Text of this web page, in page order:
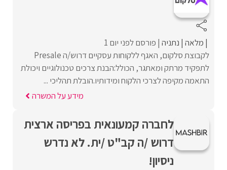
מלאה נתניה פורסם לפני יום 1
לקבוצת סלקום, האגף ללקוחות עסקיים דרוש/ה Presale
לתפקיד מרתק ומאתגר, הכולל:הבנת צרכים טכנולוגיים ויכולת
התאמה מקיפה לצרכי הלקוח ומידותיו.הובלת תהליכי ...
מידע על המשרה
לחברה קמעונאית בפריסה ארצית
דרוש /ה קב"ט /ית. לא נדרש
ניסיון!